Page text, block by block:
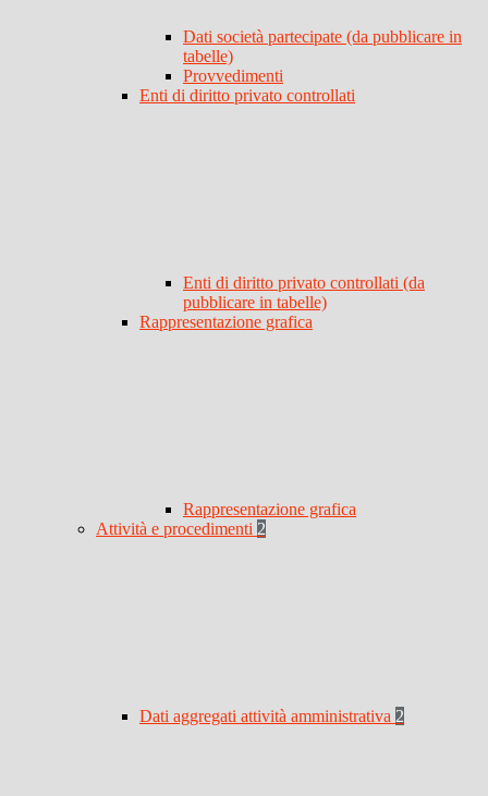
Dati società partecipate (da pubblicare in
tabelle)
Provvedimenti
Enti di diritto privato controllati
Enti di diritto privato controllati (da
pubblicare in tabelle)
Rappresentazione grafica
Rappresentazione grafica
Attività e procedimenti 2
Dati aggregati attività amministrativa 2